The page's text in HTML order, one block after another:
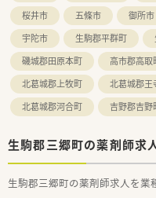
桜井市
五條市 御所市
宇陀市
生駒郡平群町
磯城郡田原本町
高市郡高取
北葛城郡上牧町
北葛城郡王
北葛城郡河合町
吉野郡吉野
生駒郡三郷町の薬剤師求
生駒郡三郷町の薬剤師求人を業